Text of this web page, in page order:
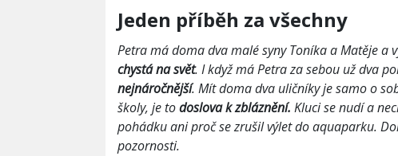
Jeden příběh za všechny
Petra má doma dva malé syny Toníka a Matěje a
chystá na svět. I když má Petra za sebou už dva
nejnáročnější. Mít doma dva uličníky je samo o
školy, je todoslova k zbláznění. Kluci se nudí a
pohádku ani proč se zrušil výlet do aquaparku.
pozornosti.